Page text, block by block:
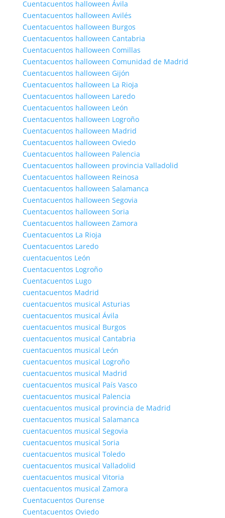
Cuentacuentos halloween Ávila
Cuentacuentos halloween Avilés
Cuentacuentos halloween Burgos
Cuentacuentos halloween Cantabria
Cuentacuentos halloween Comillas
Cuentacuentos halloween Comunidad de Madrid
Cuentacuentos halloween Gijón
Cuentacuentos halloween La Rioja
Cuentacuentos halloween Laredo
Cuentacuentos halloween León
Cuentacuentos halloween Logroño
Cuentacuentos halloween Madrid
Cuentacuentos halloween Oviedo
Cuentacuentos halloween Palencia
Cuentacuentos halloween provincia Valladolid
Cuentacuentos halloween Reinosa
Cuentacuentos halloween Salamanca
Cuentacuentos halloween Segovia
Cuentacuentos halloween Soria
Cuentacuentos halloween Zamora
Cuentacuentos La Rioja
Cuentacuentos Laredo
cuentacuentos León
Cuentacuentos Logroño
Cuentacuentos Lugo
cuentacuentos Madrid
cuentacuentos musical Asturias
cuentacuentos musical Ávila
cuentacuentos musical Burgos
cuentacuentos musical Cantabria
cuentacuentos musical León
cuentacuentos musical Logroño
cuentacuentos musical Madrid
cuentacuentos musical País Vasco
cuentacuentos musical Palencia
cuentacuentos musical provincia de Madrid
cuentacuentos musical Salamanca
cuentacuentos musical Segovia
cuentacuentos musical Soria
cuentacuentos musical Toledo
cuentacuentos musical Valladolid
cuentacuentos musical Vitoria
cuentacuentos musical Zamora
Cuentacuentos Ourense
Cuentacuentos Oviedo